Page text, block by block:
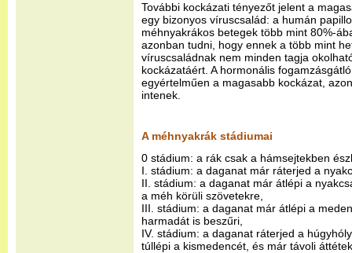
További kockázati tényezőt jelent a
egy bizonyos víruscsalád: a humán
méhnyakrákos betegek több mint 80%-
azonban tudni, hogy ennek a több mint
víruscsaládnak nem minden tagja
kockázatáért. A hormonális
egyértelműen a magasabb kockázat,
intenek.
A méhnyakrák stádiumai
0 stádium: a rák csak a hámsejtekben
I. stádium: a daganat már ráterjed a
II. stádium: a daganat már átlépi a
a méh körüli szövetekre,
III. stádium: a daganat már átlépi a
harmadát is beszűri,
IV. stádium: a daganat ráterjed a
túllépi a kismedencét, és már távoli